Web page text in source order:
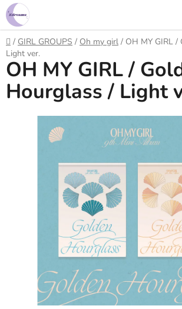
Prejsť
na
obsah
Domov
/ GIRL GROUPS / Oh my girl / OH MY GIRL
Light ver.
OH MY GIRL /
Hourglass / Light